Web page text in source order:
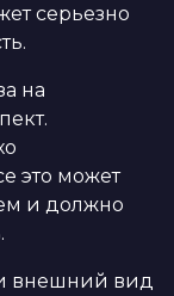
серьезно
на
это может
и должно
внешний вид